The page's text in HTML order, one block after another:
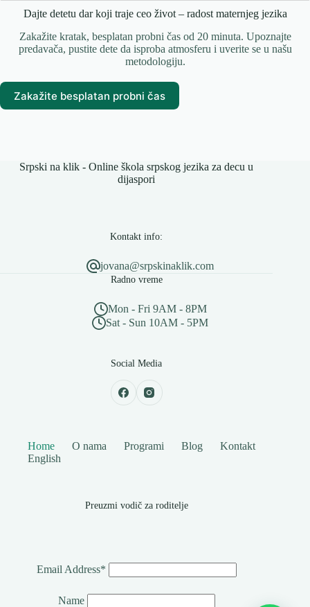
Dajte detetu dar koji traje ceo život – radost maternjeg jezika
Zakažite kratak, besplatan probni čas od 20 minuta. Upoznajte
predavača, pustite dete da isproba atmosferu i uverite se u našu
metodologiju.
Zakažite besplatan probni čas
Srpski na klik - Online škola srpskog jezika za decu u
dijaspori
Kontakt info:
jovana@srpskinaklik.com
Radno vreme
Mon - Fri 9AM - 8PM
Sat - Sun 10AM - 5PM
Social Media
Home O nama Programi Blog
Kontakt
English
Preuzmi vodič za roditelje
Email Address*
Name